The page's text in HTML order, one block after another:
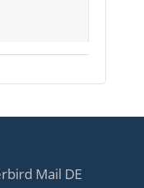
Mail DE